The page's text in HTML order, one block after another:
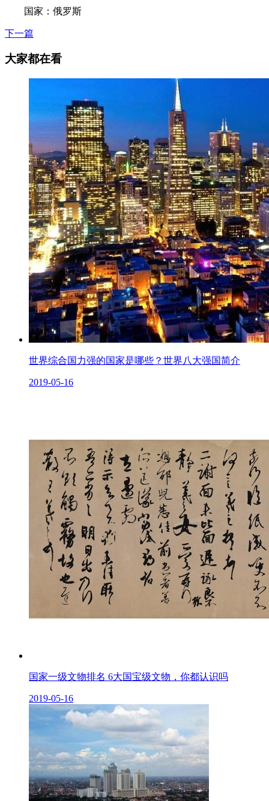
国家：俄罗斯
下一篇
大家都在看
世界综合国力强的国家是哪些？世界八大强国简介
2019-05-16
国家一级文物排名 6大国宝级文物，你都认识吗
2019-05-16